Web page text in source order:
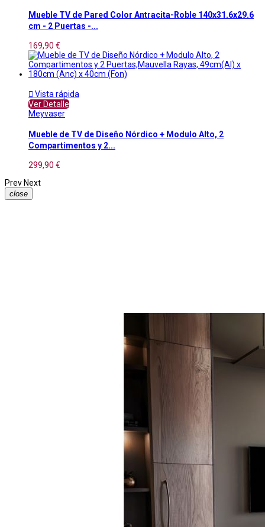
Mueble TV de Pared Color Antracita-Roble 140x31.6x29.6
cm - 2 Puertas -...
169,90 €
 Vista rápida
Ver Detalle
Meyvaser
Mueble de TV de Diseño Nórdico + Modulo Alto, 2
Compartimentos y 2...
299,90 €
Prev Next
close